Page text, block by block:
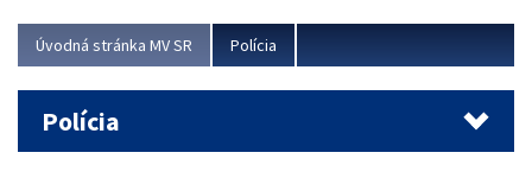
Úvodná stránka MV SR Polícia
Polícia